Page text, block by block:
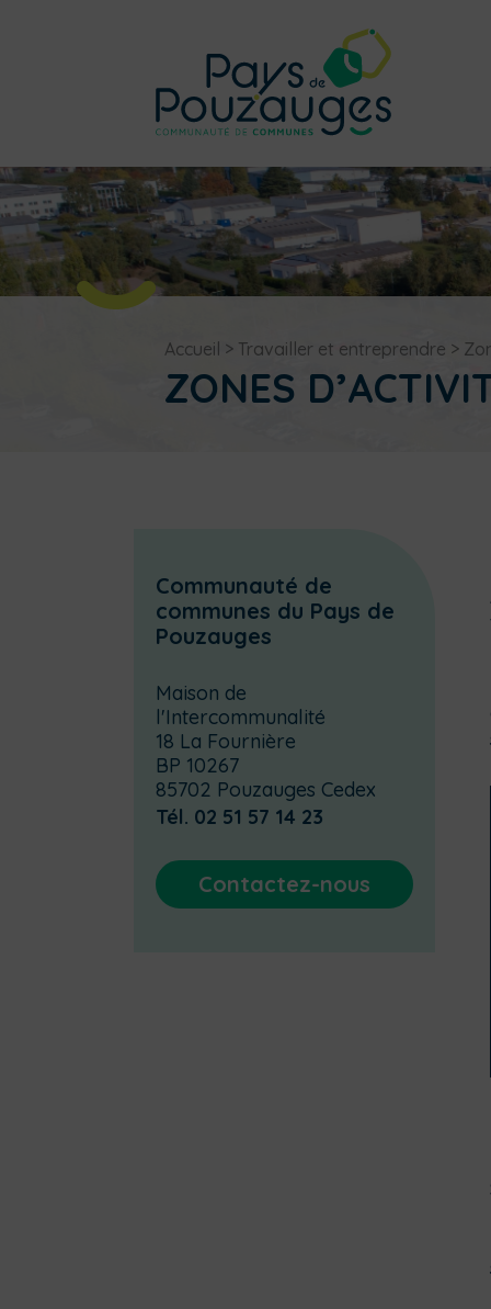
Accueil > Travailler et entreprendre >
ZONES
Communauté de
communes du Pays de
Pouzauges
Maison de
l'Intercommunalité
18 La Fournière
BP 10267
85702 Pouzauges Cedex
Tél. 02 51 57 14 23
Contactez-nous